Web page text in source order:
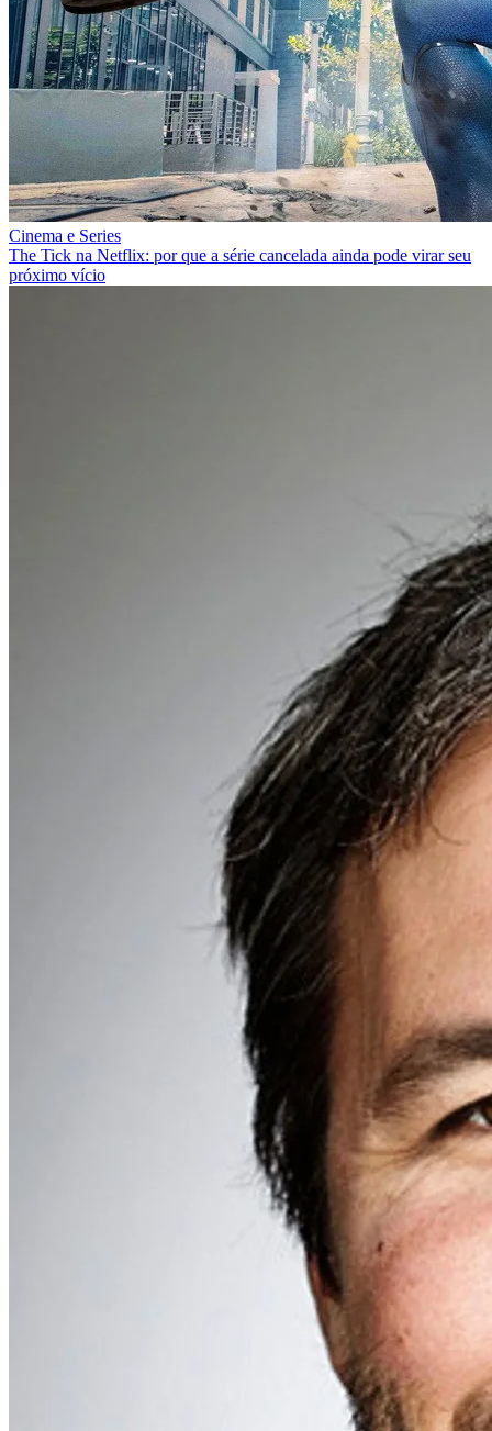
Cinema e Series
The Tick na Netflix: por que a série cancelada ainda pode virar seu
próximo vício